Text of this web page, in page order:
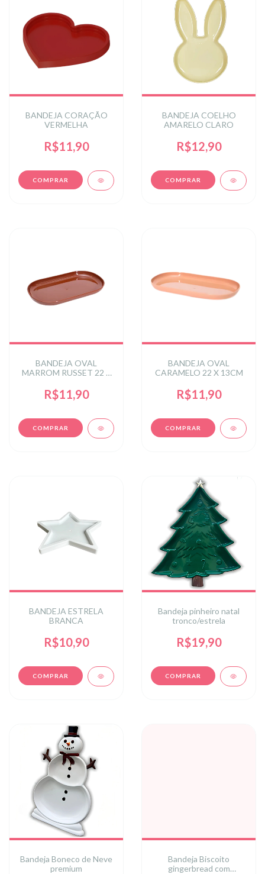
BANDEJA CORAÇÃO
VERMELHA
R$11,90
BANDEJA COELHO
AMARELO CLARO
R$12,90
BANDEJA OVAL
MARROM RUSSET 22 X
R$11,90
BANDEJA OVAL
CARAMELO 22 X 13CM
R$11,90
BANDEJA ESTRELA
BRANCA
R$10,90
Bandeja pinheiro natal
tronco/estrela
R$19,90
Bandeja Boneco de Neve
premium
Bandeja Biscoito
gingerbread com